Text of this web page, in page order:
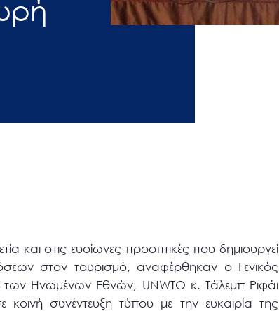
και στις ευοίωνες προοπτικές που δημιουργεί
στον τουρισμό, αναφέρθηκαν ο Γενικός
Ηνωμένων Εθνών, UNWTO κ. Τάλεμπ Ριφάι
συνέντευξη τύπου με την ευκαιρία της